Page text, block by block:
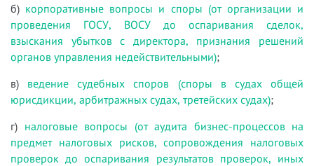
б) корпоративные вопросы и споры (от организации и
проведения ГОСУ, ВОСУ до оспаривания сделок,
взыскания убытков с директора, признания решений
органов управления недействительными);
в) ведение судебных споров (споры в судах общей
юрисдикции, арбитражных судах, третейских судах);
г) налоговые вопросы (от аудита бизнес-процессов на
предмет налоговых рисков, сопровождения налоговых
проверок до оспаривания результатов проверок, иных